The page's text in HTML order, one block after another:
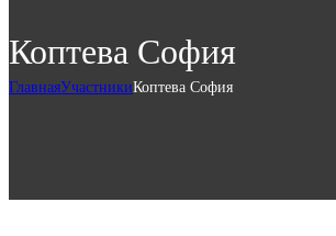
Коптева София
ГлавнаяУчастникиКоптева София